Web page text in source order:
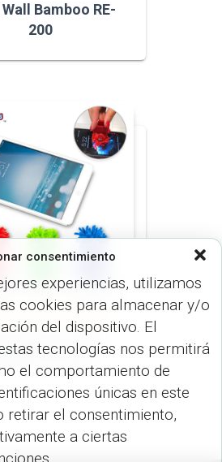
consentimiento
experiencias, utilizamos
cookies para almacenar y/o
del dispositivo. El
tecnologías nos permitirá
el comportamiento de
únicas en este
retirar el consentimiento,
a ciertas
Bamboo RE-
200
(DISP. TECNOLÓGICOS)
Clipster cubre
TE-293